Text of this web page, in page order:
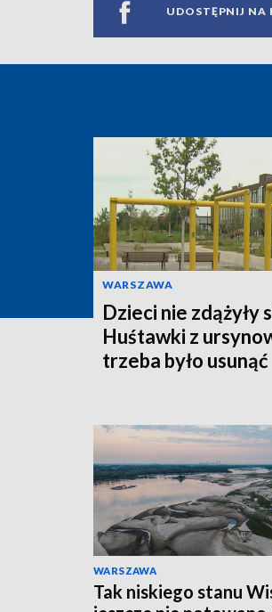
UDOSTĘPNIJ NA
WARSZAWA
Dzieci nie zdążyły
Huśtawki z
trzeba było usunąć
WARSZAWA
Tak niskiego stanu